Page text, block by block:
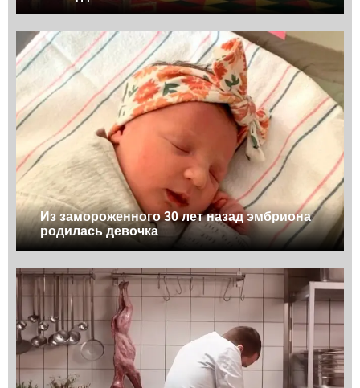
Из замороженного 30 лет назад эмбриона
родилась девочка